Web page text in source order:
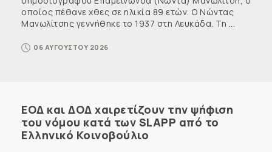
οποίος πέθανε χθες σε ηλικία 89 ετών. Ο Νώντας
Μανωλίτσης γεννήθηκε το 1937 στη Λευκάδα. Τη ...
06 ΑΥΓΟΥΣΤΟΥ 2026
ΕΟΔ και ΔΟΔ χαιρετίζουν την ψήφιση
του νόμου κατά των SLAPP από το
Ελληνικό Κοινοβούλιο